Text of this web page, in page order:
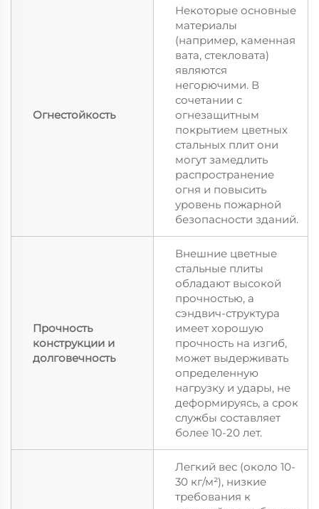
Огнестойкость
Некоторые основные
материалы
(например, каменная
вата, стекловата)
являются
негорючими. В
сочетании с
огнезащитным
покрытием цветных
стальных плит они
могут замедлить
распространение
огня и повысить
уровень пожарной
безопасности зданий.
Прочность
конструкции и
долговечность
Внешние цветные
стальные плиты
обладают высокой
прочностью, а
сэндвич-структура
имеет хорошую
прочность на изгиб,
может выдерживать
определенную
нагрузку и удары, не
деформируясь, а срок
службы составляет
более 10-20 лет.
Легкий вес (около 10-
30 кг/м²), низкие
требования к